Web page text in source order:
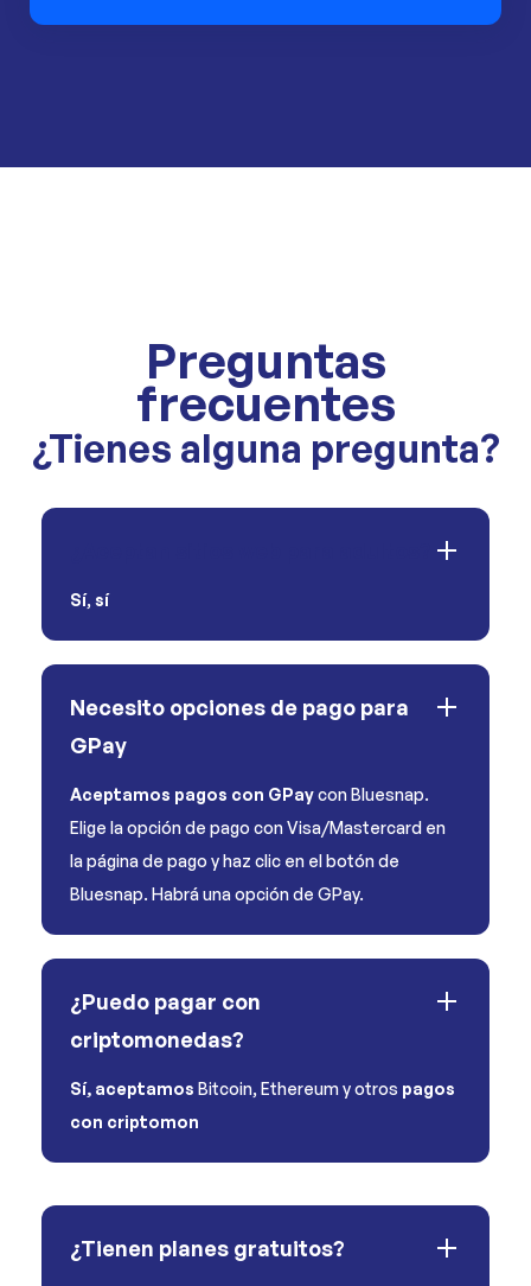
Preguntas
frecuentes
¿Tienes alguna pregunta?
Sí, sí
Necesito opciones de pago para
GPay
Aceptamos pagos con GPaycon Bluesnap.
Elige la opción de pago con Visa/Mastercard en
la página de pago y haz clic en el botón de
Bluesnap. Habrá una opción de GPay.
¿Puedo pagar con
criptomonedas?
Sí, aceptamos Bitcoin, Ethereum y otros pagos
con criptomon
¿Tienen planes gratuitos?